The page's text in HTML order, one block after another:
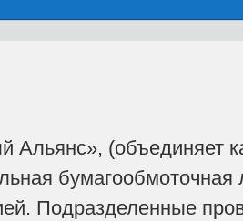
Альянс», (объединяет
бумагообмоточная
Подразделенные